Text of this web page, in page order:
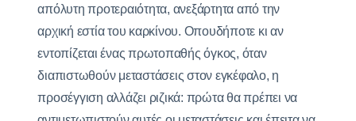
απόλυτη προτεραιότητα, ανεξάρτητα από την
αρχική εστία του καρκίνου. Οπουδήποτε κι αν
εντοπίζεται ένας πρωτοπαθής όγκος, όταν
διαπιστωθούν μεταστάσεις στον εγκέφαλο, η
προσέγγιση αλλάζει ριζικά: πρώτα θα πρέπει να